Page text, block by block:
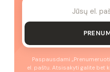
Paspausdami
el. paštu. Atsisakyti galite bet